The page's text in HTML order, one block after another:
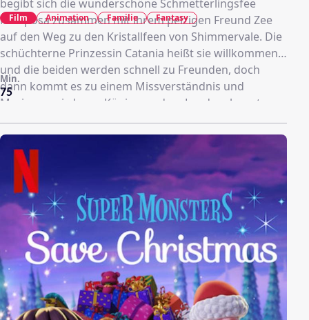
begibt sich die wunderschöne Schmetterlingsfee
Mariposa zusammen mit ihrem pelzigen Freund Zee
auf den Weg zu den Kristallfeen von Shimmervale. Die
schüchterne Prinzessin Catania heißt sie willkommen
und die beiden werden schnell zu Freunden, doch
dann kommt es zu einem Missverständnis und
Mariposa wird vom König aus dem Land verbannt.
Traurig begibt sie sich auf die Heimreise nach
Flutterfield. Dabei trifft sie plötzlich auf eine dunkle
Fee, die Shimmervale zerstören will. Sofort kehren
Mariposa und Zee auf dem schnellsten Wege zurück
und eilen Prinzessin Catania zu Hilfe, um das
Königreich zu beschützen. Durch den Vorfall erkennen
beide, wie wichtig es ist in einer Freundschaft ist,
füreinander da zu sein.
75
Min.
Film Animation Familie Fantasy